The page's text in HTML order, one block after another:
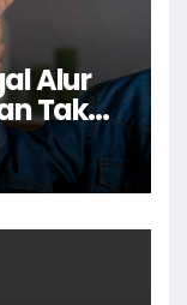
Alur
Tak